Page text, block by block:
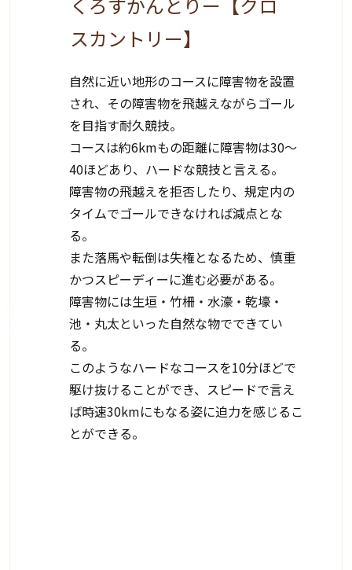
スカントリー】
自然に近い地形のコースに障害物を設置
され、その障害物を飛越えながらゴール
を目指す耐久競技。
コースは約6kmもの距離に障害物は30～
40ほどあり、ハードな競技と言える。
障害物の飛越えを拒否したり、規定内の
タイムでゴールできなければ減点とな
る。
また落馬や転倒は失権となるため、慎重
かつスピーディーに進む必要がある。
障害物には生垣・竹柵・水濠・乾壕・
池・丸太といった自然な物でできてい
る。
このようなハードなコースを10分ほどで
駆け抜けることができ、スピードで言え
ば時速30kmにもなる姿に迫力を感じるこ
とができる。